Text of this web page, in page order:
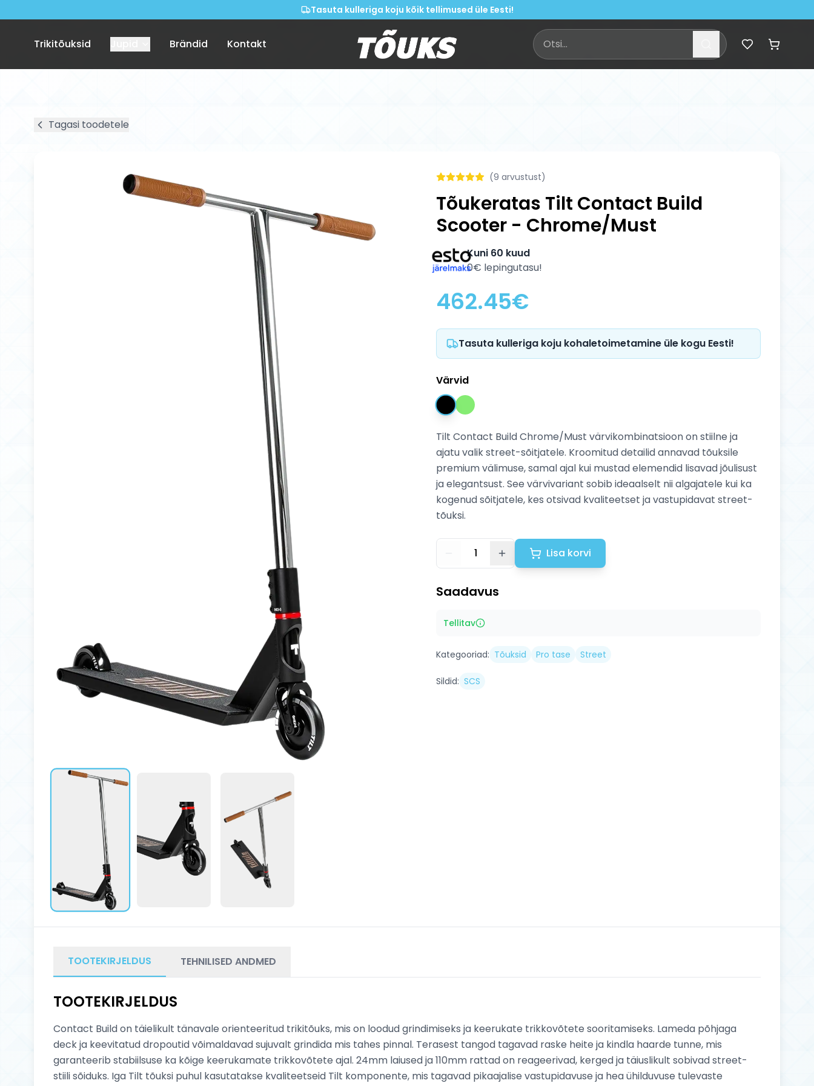
Tasuta kulleriga koju kõik tellimused üle Eesti!
Trikitõuksid Brändid Kontakt
Tagasi toodetele
(9 arvustust)
Tõukeratas Tilt Contact Build
Scooter - Chrome/Must
Kuni 60 kuud
0€ lepingutasu!
462.45€
Tasuta kulleriga koju kohaletoimetamine üle kogu Eesti!
Värvid
Tilt Contact Build Chrome/Must värvikombinatsioon on stiilne ja
ajatu valik street-sõitjatele. Kroomitud detailid annavad tõuksile
premium välimuse, samal ajal kui mustad elemendid lisavad jõulisust
ja elegantsust. See värvivariant sobib ideaalselt nii algajatele kui ka
kogenud sõitjatele, kes otsivad kvaliteetset ja vastupidavat street-
tõuksi.
1 Lisa korvi
Saadavus
Tellitav
Kategooriad: Tõuksid Pro tase Street
Sildid: SCS
TOOTEKIRJELDUS TEHNILISED ANDMED
TOOTEKIRJELDUS
Contact Build on täielikult tänavale orienteeritud trikitõuks, mis on loodud grindimiseks ja keerukate trikkovõtete sooritamiseks. Lameda põhjaga
deck ja keevitatud dropoutid võimaldavad sujuvalt grindida mis tahes pinnal. Terasest tangod tagavad raske heite ja kindla haarde tunne, mis
garanteerib stabiilsuse ka kõige keerukamate trikkovõtete ajal. 24mm laiused ja 110mm rattad on reageerivad, kerged ja täiuslikult sobivad street-
stiili sõiduks. Iga Tilt tõuksi puhul kasutatakse kvaliteetseid Tilt komponente, mis tagavad pikaajalise vastupidavuse ja hea ühilduvuse tulevaste